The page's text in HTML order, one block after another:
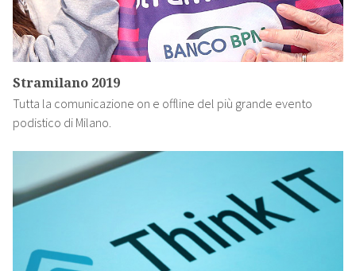
Stramilano 2019
Tutta la comunicazione on e offline del più grande evento
podistico di Milano.